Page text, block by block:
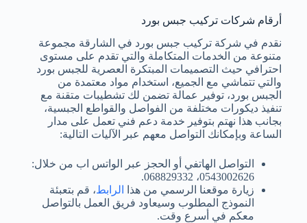
أرقام شركات تركيب جبس بورد
نقدم في شركة تركيب جبس بورد في الشارقة مجموعة
متنوعة من الخدمات المتكاملة والتي تقدم على مستوى
احترافي حيث التصميمات المبتكرة العصرية للجبس بورد
والتي تتماشي مع الجميع، استخدام مواد معتمدة من
الجبس بورد، توفير عمالة تضمن لك تشطيبات متقنة مع
تنفيذ ديكورات مختلفة من الفواصل والقواطع الجبسية،
بجانب هذا نهتم بتوفير خدمة دعم فني تعمل على مدار
الساعة وبإمكانك التواصل معهم عبر الآليات التالية:
التواصل الهاتفي أو الحجز عبر الواتس اب من خلال:
0543002626، 068829332.
زيارة موقعنا الرسمي من هذا
الرابط، قم بتعبئة
النموذج المطلوب وسيعاود فريق العمل بالتواصل
معكم في أسرع وقت.